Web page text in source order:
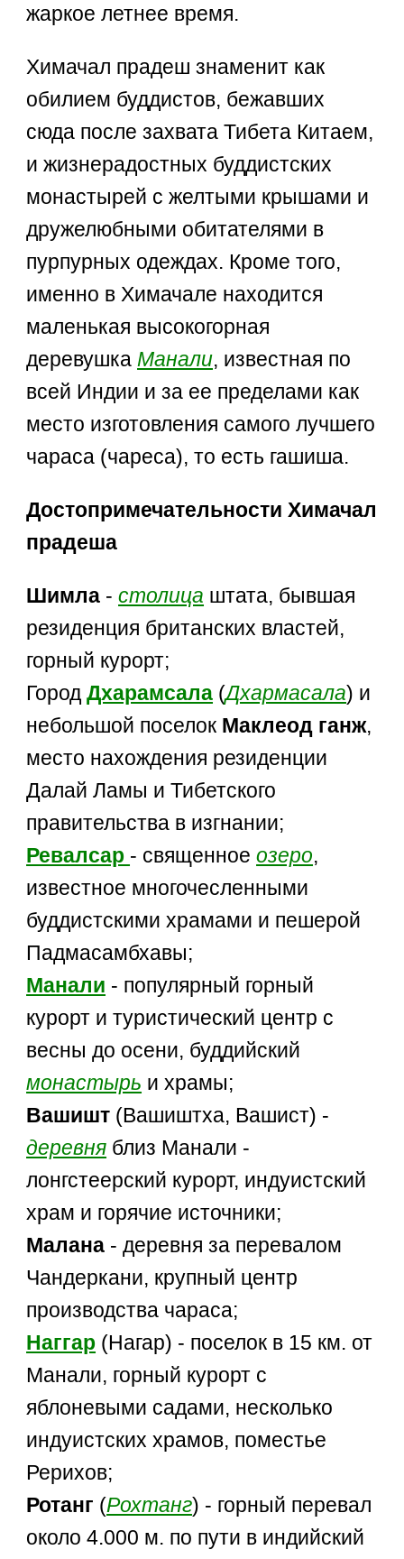
жаркое летнее время.
Химачал прадеш знаменит как
обилием буддистов, бежавших
сюда после захвата Тибета Китаем,
и жизнерадостных буддистских
монастырей с желтыми крышами и
дружелюбными обитателями в
пурпурных одеждах. Кроме того,
именно в Химачале находится
маленькая высокогорная
деревушка Манали, известная по
всей Индии и за ее пределами как
место изготовления самого лучшего
чараса (чареса), то есть гашиша.
Достопримечательности Химачал
прадеша
Шимла -столица штата, бывшая
резиденция британских властей,
горный курорт;
ГородДхарамсала (Дхармасала) и
небольшой поселок Маклеод ганж,
место нахождения резиденции
Далай Ламы и Тибетского
правительства в изгнании;
Ревалсар - священноеозеро,
известное многочесленными
буддистскими храмами и пешерой
Падмасамбхавы;
Манали - популярный горный
курорт и туристический центр с
весны до осени, буддийский
монастырь и храмы;
Вашишт (Вашиштха, Вашист) -
деревня близ Манали -
лонгстеерский курорт, индуистский
храм и горячие источники;
Малана - деревня за перевалом
Чандеркани, крупный центр
производства чараса;
Наггар (Нагар) - поселок в 15 км. от
Манали, горный курорт с
яблоневыми садами, несколько
индуистских храмов, поместье
Рерихов;
Ротанг (Рохтанг) - горный перевал
около 4.000 м. по пути в индийский